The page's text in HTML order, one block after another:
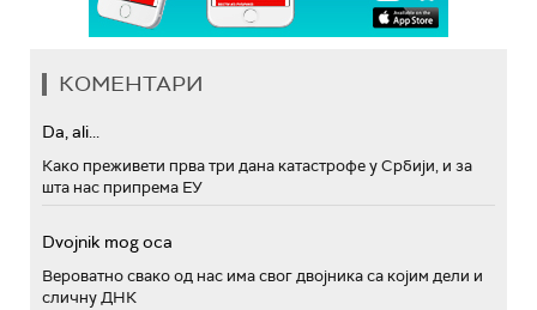
КОМЕНТАРИ
Da, ali...
Како преживети прва три дана катастрофе у Србији, и за
шта нас припрема ЕУ
Dvojnik mog oca
Вероватно свако од нас има свог двојника са којим дели и
сличну ДНК